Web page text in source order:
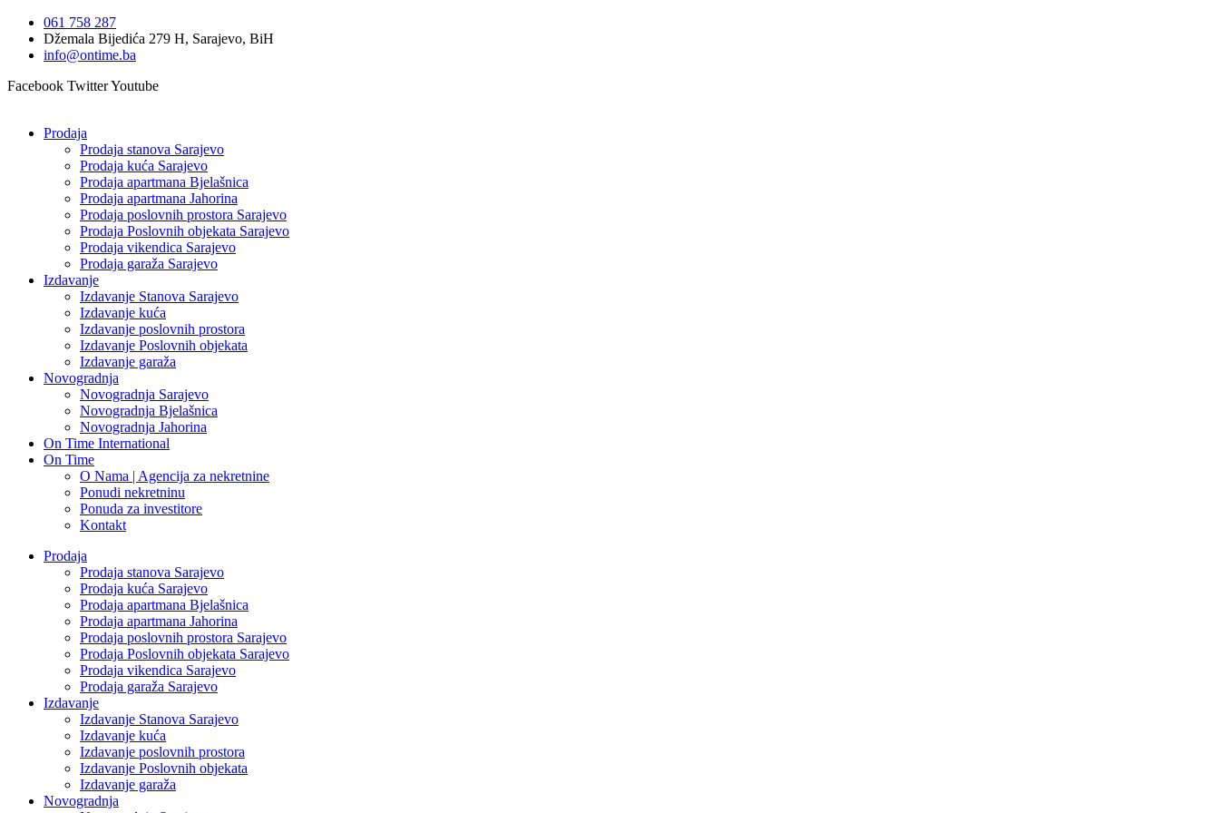
sadržaj
061 758 287
Džemala Bijedića 279 H, Sarajevo, BiH
info@ontime.ba
Facebook TwitterYoutube
Prodaja
Prodaja stanova Sarajevo
Prodaja kuća Sarajevo
Prodaja apartmana Bjelašnica
Prodaja apartmana Jahorina
Prodaja poslovnih prostora Sarajevo
Prodaja Poslovnih objekata Sarajevo
Prodaja vikendica Sarajevo
Prodaja garaža Sarajevo
Izdavanje
Izdavanje Stanova Sarajevo
Izdavanje kuća
Izdavanje poslovnih prostora
Izdavanje Poslovnih objekata
Izdavanje garaža
Novogradnja
Novogradnja Sarajevo
Novogradnja Bjelašnica
Novogradnja Jahorina
On Time International
On Time
O Nama | Agencija za nekretnine
Ponudi nekretninu
Ponuda za investitore
Kontakt
Prodaja
Prodaja stanova Sarajevo
Prodaja kuća Sarajevo
Prodaja apartmana Bjelašnica
Prodaja apartmana Jahorina
Prodaja poslovnih prostora Sarajevo
Prodaja Poslovnih objekata Sarajevo
Prodaja vikendica Sarajevo
Prodaja garaža Sarajevo
Izdavanje
Izdavanje Stanova Sarajevo
Izdavanje kuća
Izdavanje poslovnih prostora
Izdavanje Poslovnih objekata
Izdavanje garaža
Novogradnja